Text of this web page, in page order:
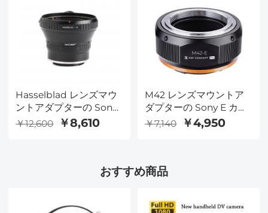
Hasselblad レンズマウ
ントアダプターの Sony
E カメラ
￥12,600 ￥8,610
M42 レンズマウントア
ダプターの Sony E カメ
ラ
￥7,140 ￥4,950
おすすめ商品